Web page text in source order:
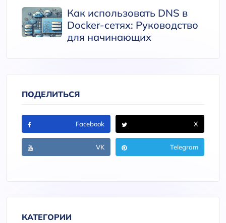
Как использовать DNS в
Docker-сетях: Руководство
для начинающих
ПОДЕЛИТЬСЯ
Facebook X
VK Telegram
КАТЕГОРИИ